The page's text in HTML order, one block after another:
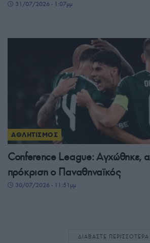
31/07/2026 - 1:07μμ
ΑΘΛΗΤΙΣΜΟΣ
Conference League: Αγχώθηκε,
πρόκριση ο Παναθηναϊκός
30/07/2026 - 11:51μμ
ΔΙΑΒΑΣΤΕ ΠΕΡΙΣΣΟΤΕΡΑ